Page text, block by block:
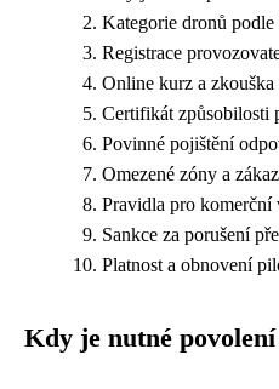
Kategorie dronů
Registrace
Online kurz a
Certifikát způsobilosti
Povinné pojištění
Omezené zóny a
Pravidla pro komerční
Sankce za porušení
Platnost a obnovení
Kdy je nutné